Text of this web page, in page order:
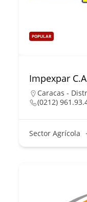
POPULAR
Impexpar
Caracas -
(0212)
Sector Agrícola